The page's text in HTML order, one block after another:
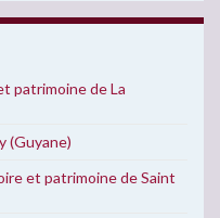
patrimoine de La
(Guyane)
et patrimoine de Saint